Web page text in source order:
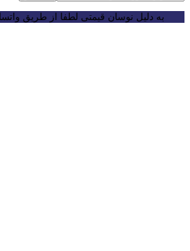
به دلیل نوسان قیمتی لطفا از طریق